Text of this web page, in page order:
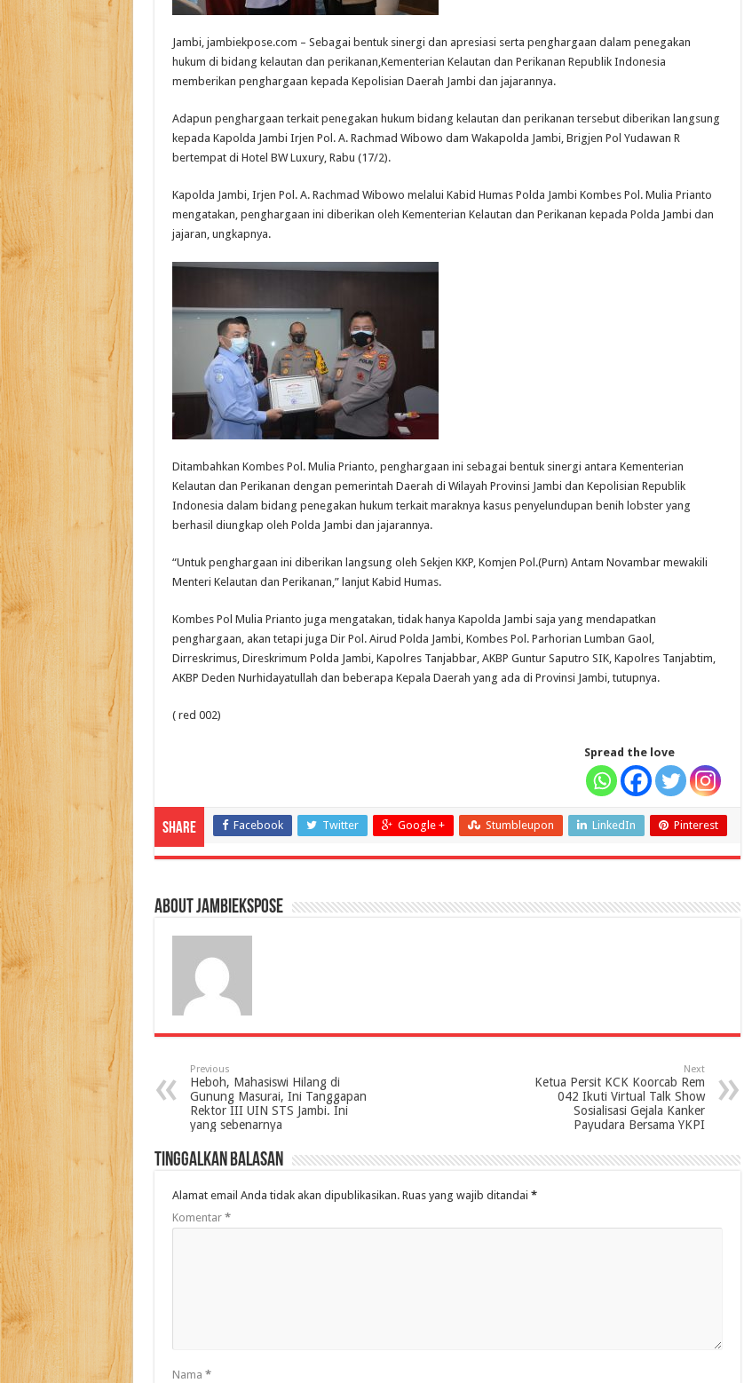
Jambi, jambiekpose.com – Sebagai bentuk sinergi dan apresiasi serta penghargaan dalam penegakan
hukum di bidang kelautan dan perikanan,Kementerian Kelautan dan Perikanan Republik Indonesia
memberikan penghargaan kepada Kepolisian Daerah Jambi dan jajarannya.
Adapun penghargaan terkait penegakan hukum bidang kelautan dan perikanan tersebut diberikan langsung
kepada Kapolda Jambi Irjen Pol. A. Rachmad Wibowo dam Wakapolda Jambi, Brigjen Pol Yudawan R
bertempat di Hotel BW Luxury, Rabu (17/2).
Kapolda Jambi, Irjen Pol. A. Rachmad Wibowo melalui Kabid Humas Polda Jambi Kombes Pol. Mulia Prianto
mengatakan, penghargaan ini diberikan oleh Kementerian Kelautan dan Perikanan kepada Polda Jambi dan
jajaran, ungkapnya.
Ditambahkan Kombes Pol. Mulia Prianto, penghargaan ini sebagai bentuk sinergi antara Kementerian
Kelautan dan Perikanan dengan pemerintah Daerah di Wilayah Provinsi Jambi dan Kepolisian Republik
Indonesia dalam bidang penegakan hukum terkait maraknya kasus penyelundupan benih lobster yang
berhasil diungkap oleh Polda Jambi dan jajarannya.
“Untuk penghargaan ini diberikan langsung oleh Sekjen KKP, Komjen Pol.(Purn) Antam Novambar mewakili
Menteri Kelautan dan Perikanan,” lanjut Kabid Humas.
Kombes Pol Mulia Prianto juga mengatakan, tidak hanya Kapolda Jambi saja yang mendapatkan
penghargaan, akan tetapi juga Dir Pol. Airud Polda Jambi, Kombes Pol. Parhorian Lumban Gaol,
Dirreskrimus, Direskrimum Polda Jambi, Kapolres Tanjabbar, AKBP Guntur Saputro SIK, Kapolres Tanjabtim,
AKBP Deden Nurhidayatullah dan beberapa Kepala Daerah yang ada di Provinsi Jambi, tutupnya.
( red 002)
Spread the love
Share Facebook Twitter Google + Stumbleupon LinkedIn Pinterest
About jambiekspose
Previous
Heboh, Mahasiswi Hilang di
Gunung Masurai, Ini Tanggapan
Rektor III UIN STS Jambi. Ini
yang sebenarnya
Next
Ketua Persit KCK Koorcab Rem
042 Ikuti Virtual Talk Show
Sosialisasi Gejala Kanker
Payudara Bersama YKPI
Tinggalkan Balasan
Alamat email Anda tidak akan dipublikasikan. Ruas yang wajib ditandai *
Komentar *
Nama *